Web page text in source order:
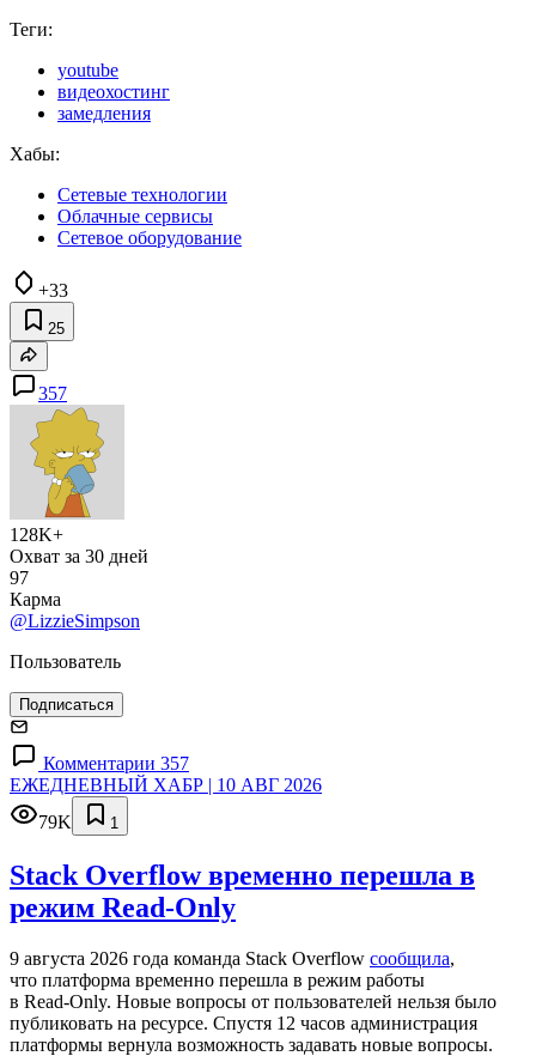
Теги:
youtube
видеохостинг
замедления
Хабы:
Сетевые технологии
Облачные сервисы
Сетевое оборудование
+33
25
357
128K+
Охват за 30 дней
97
Карма
@LizzieSimpson
Пользователь
Подписаться
Комментарии 357
ЕЖЕДНЕВНЫЙ ХАБР | 10 АВГ 2026
79K
1
Stack Overflow временно перешла в
режим Read-Only
9 августа 2026 года команда Stack Overflow сообщила,
что платформа временно перешла в режим работы
в Read‑Only. Новые вопросы от пользователей нельзя было
публиковать на ресурсе. Спустя 12 часов администрация
платформы вернула возможность задавать новые вопросы.